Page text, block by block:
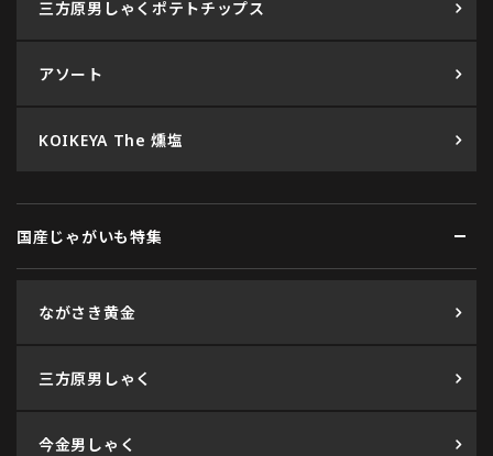
三方原男しゃくポテトチップス
アソート
KOIKEYA The 燻塩
国産じゃがいも特集
ながさき黄金
三方原男しゃく
今金男しゃく